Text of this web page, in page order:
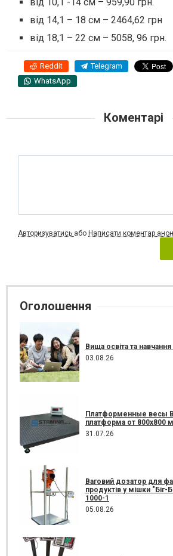
від 14,1 – 18 см – 2464,62 грн
від 18,1 – 22 см – 5058, 96 грн.
Reddit Telegram
WhatsApp
Коментарі
Авторизуватись або Написати коментар
Оголошення
Вища освіта та навчання
03.08.26
Платформенные весы
платформа от 800х800
31.07.26
Ваговий дозатор для
продуктів у мішки
1000-1
05.08.26